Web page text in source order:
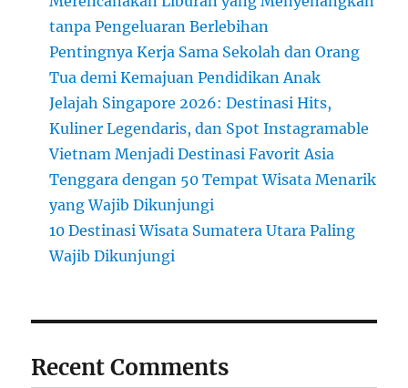
tanpa Pengeluaran Berlebihan
Pentingnya Kerja Sama Sekolah dan Orang
Tua demi Kemajuan Pendidikan Anak
Jelajah Singapore 2026: Destinasi Hits,
Kuliner Legendaris, dan Spot Instagramable
Vietnam Menjadi Destinasi Favorit Asia
Tenggara dengan 50 Tempat Wisata Menarik
yang Wajib Dikunjungi
10 Destinasi Wisata Sumatera Utara Paling
Wajib Dikunjungi
Recent Comments